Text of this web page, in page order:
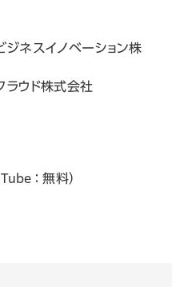
ジネスイノベーション株
ラウド株式会社
： 無料）